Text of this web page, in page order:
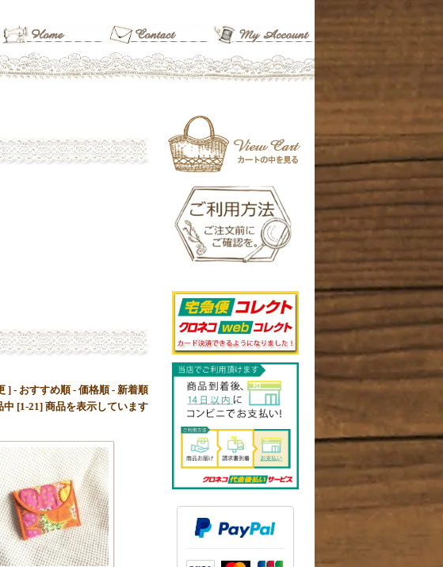
] - おすすめ順- 価格順- 新着順
中 [1-21] 商品を表示しています